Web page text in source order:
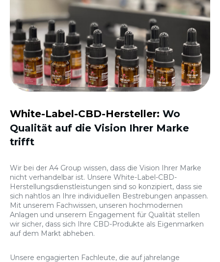
White-Label-CBD-Hersteller: Wo
Qualität auf die Vision Ihrer Marke
trifft
Wir bei der A4 Group wissen, dass die Vision Ihrer Marke
nicht verhandelbar ist. Unsere White-Label-CBD-
Herstellungsdienstleistungen sind so konzipiert, dass sie
sich nahtlos an Ihre individuellen Bestrebungen anpassen.
Mit unserem Fachwissen, unseren hochmodernen
Anlagen und unserem Engagement für Qualität stellen
wir sicher, dass sich Ihre CBD-Produkte als Eigenmarken
auf dem Markt abheben.
Unsere engagierten Fachleute, die auf jahrelange